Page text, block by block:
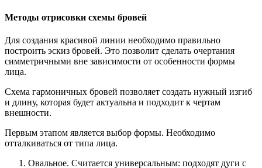
Методы отрисовки схемы бровей
Для создания красивой линии необходимо правильно
построить эскиз бровей. Это позволит сделать очертания
симметричными вне зависимости от особенности формы
лица.
Схема гармоничных бровей позволяет создать нужный изгиб
и длину, которая будет актуальна и подходит к чертам
внешности.
Первым этапом является выбор формы. Необходимо
отталкиваться от типа лица.
Овальное. Считается универсальным: подходят дуги с